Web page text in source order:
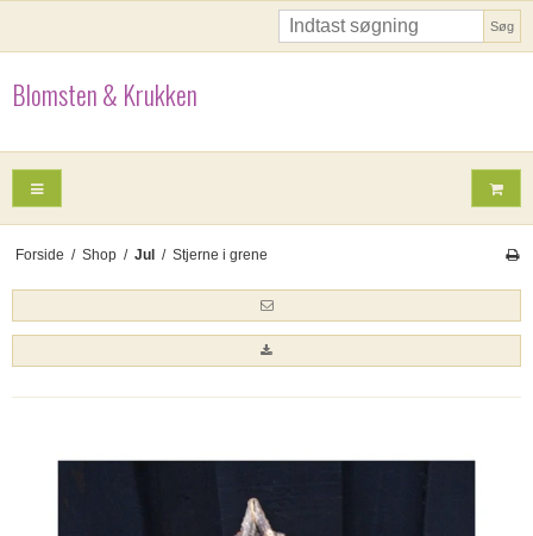
Søg
Blomsten & Krukken
Forside / Shop / Jul / Stjerne i grene